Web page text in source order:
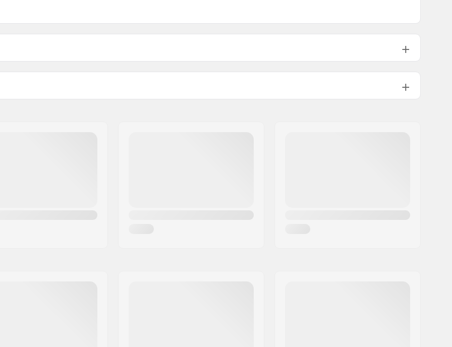
Deck-Farben:
Festgelegte Farben
Hanger-Breite:
129mm (5")